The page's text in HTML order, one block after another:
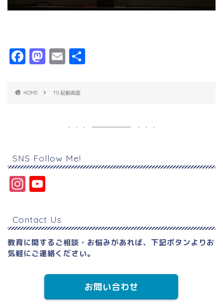
F
c
o
k
M
s
o
n
E
ai
HOME 19 起動画面
SNS Follow Me!
In
t
a
g
r
u
T
u
b
e
C
Contact Us
教育に関するご相談・お悩みがあれば、下記ボタンよりお
気軽にご連絡ください。
お問い合わせ